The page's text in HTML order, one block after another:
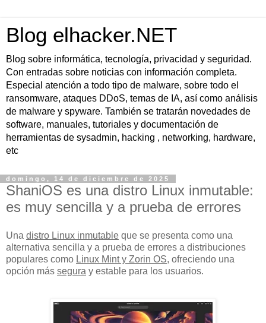
Blog elhacker.NET
Blog sobre informática, tecnología, privacidad y seguridad.
Con entradas sobre noticias con información completa.
Especial atención a todo tipo de malware, sobre todo el
ransomware, ataques DDoS, temas de IA, así como análisis
de malware y spyware. También se tratarán novedades de
software, manuales, tutoriales y documentación de
herramientas de sysadmin, hacking , networking, hardware,
etc
domingo, 14 de diciembre de 2025
ShaniOS es una distro Linux inmutable:
es muy sencilla y a prueba de errores
Una distro Linux inmutable que se presenta como una
alternativa sencilla y a prueba de errores a distribuciones
populares como Linux Mint y Zorin OS, ofreciendo una
opción más segura y estable para los usuarios.